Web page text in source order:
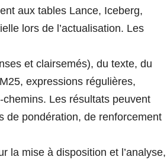
aux tables Lance, Iceberg,
lors de l’actualisation. Les
et clairsemés), du texte, du
expressions régulières,
Les résultats peuvent
de pondération, de renforcement
la mise à disposition et l’analyse,